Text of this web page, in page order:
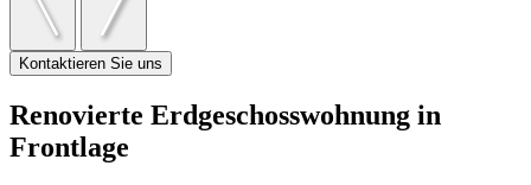
Kontaktieren Sie uns
Renovierte Erdgeschosswohnung in
Frontlage